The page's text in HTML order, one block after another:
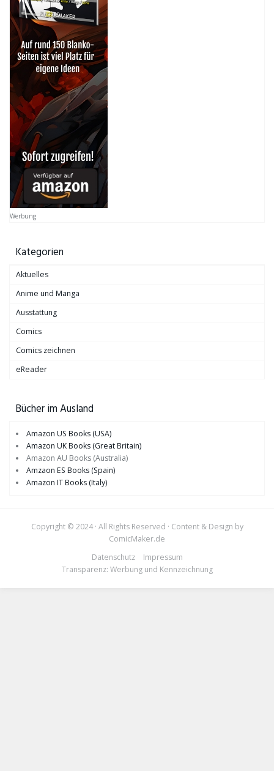
Werbung
Kategorien
Aktuelles
Anime und Manga
Ausstattung
Comics
Comics zeichnen
eReader
Bücher im Ausland
Amazon US Books (USA)
Amazon UK Books (Great Britain)
Amazon AU Books (Australia)
Amzaon ES Books (Spain)
Amazon IT Books (Italy)
Copyright © 2024 · All Rights Reserved · Content & Design by
ComicMaker.de
Datenschutz
Impressum
Transparenz: Werbung und Kennzeichnung